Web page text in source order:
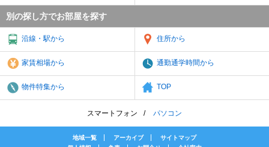
別の探し方でお部屋を探す
沿線・駅から 住所から
家賃相場から 通勤通学時間から
物件特集から TOP
スマートフォン パソコン
地域一覧 アーカイブ
サイトマップ